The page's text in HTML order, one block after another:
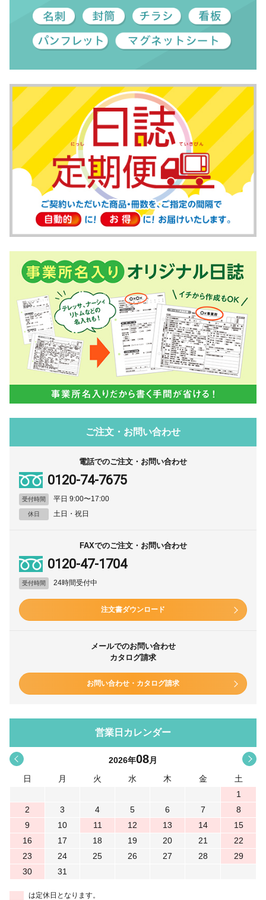
ご注文・お問い合わせ
電話でのご注文・お問い合わせ
0120-74-7675
受付時間 平日 9:00〜17:00
休日 土日・祝日
FAXでのご注文・お問い合わせ
0120-47-1704
受付時間 24時間受付中
注文書ダウンロード
メールでのお問い合わせ
カタログ請求
お問い合わせ・カタログ請求
営業日カレンダー
< >
2026年08月
日
月 火 水 木 金
土
1
2
3 4 5 6 7
8
9
10 11 12 13 14
15
16
17 18 19 20 21
22
23
24 25 26 27 28
29
30
31
は定休日となります。